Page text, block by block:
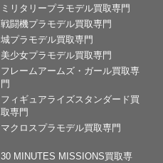
ミリタリープラモデル買取専門
戦闘機プラモデル買取専門
城プラモデル買取専門
美少女プラモデル買取専門
フレームアームズ・ガール買取専
門
フィギュアライズスタンダード買
取専門
マクロスプラモデル買取専門
30 MINUTES MISSIONS買取専